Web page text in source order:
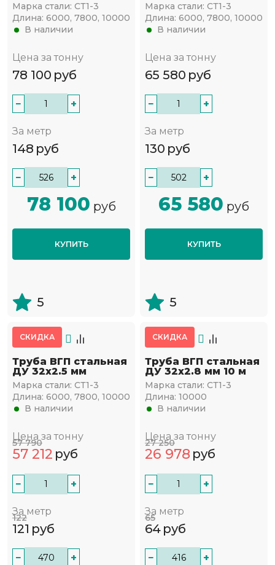
Марка стали: СТ1-3
Длина: 6000, 7800, 10000
В наличии
Цена за тонну
78 100 руб
− +
За метр
148 руб
− +
78 100 руб
КУПИТЬ
5
Марка стали: СТ1-3
Длина: 6000, 7800, 10000
В наличии
Цена за тонну
65 580 руб
− +
За метр
130 руб
− +
65 580 руб
КУПИТЬ
5
СКИДКА
Труба ВГП стальная
ДУ 32х2.5 мм
Марка стали: СТ1-3
Длина: 6000, 7800, 10000
В наличии
Цена за тонну
57 790
57 212 руб
− +
За метр
122
121 руб
− +
СКИДКА
Труба ВГП стальная
ДУ 32х2.8 мм 10 м
Марка стали: СТ1-3
Длина: 10000
В наличии
Цена за тонну
27 250
26 978 руб
− +
За метр
65
64 руб
− +